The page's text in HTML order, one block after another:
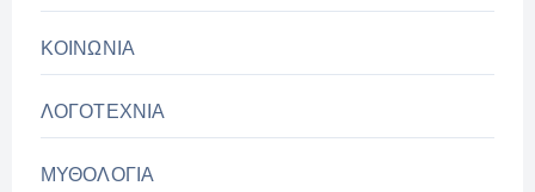
ΚΟΙΝΩΝΙΑ
ΛΟΓΟΤΕΧΝΙΑ
ΜΥΘΟΛΟΓΙΑ